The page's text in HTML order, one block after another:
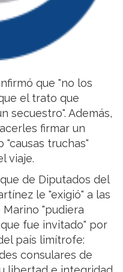
que "no los
el trato que
secuestro". Además,
firmar un
truchas"
viaje.
de Diputados del
le "exigió" a las
"pudiera
fue invitado" por
país limítrofe:
consulares de